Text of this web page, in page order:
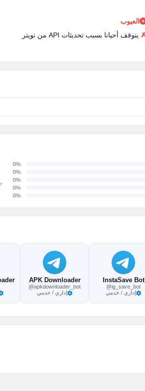
العيوب
يتوقف أحيانا بسبب تحديثات API من تويتر
0%
0%
0%
0%
0%
InstaSave Bot
@ig_save_bot
إداري / خدمي
APK Downloader
@apkdownloader_bot
إداري / خدمي